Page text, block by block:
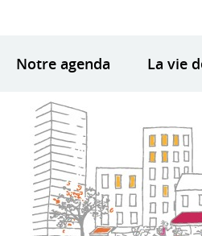
Notre agenda La vie